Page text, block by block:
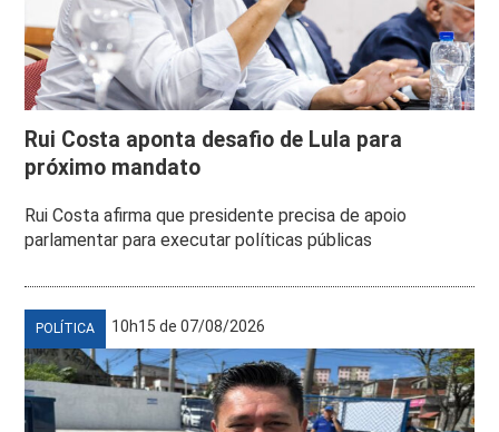
Rui Costa aponta desafio de Lula para
próximo mandato
Rui Costa afirma que presidente precisa de apoio
parlamentar para executar políticas públicas
POLÍTICA 10h15 de 07/08/2026